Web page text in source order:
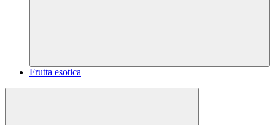
Frutta esotica